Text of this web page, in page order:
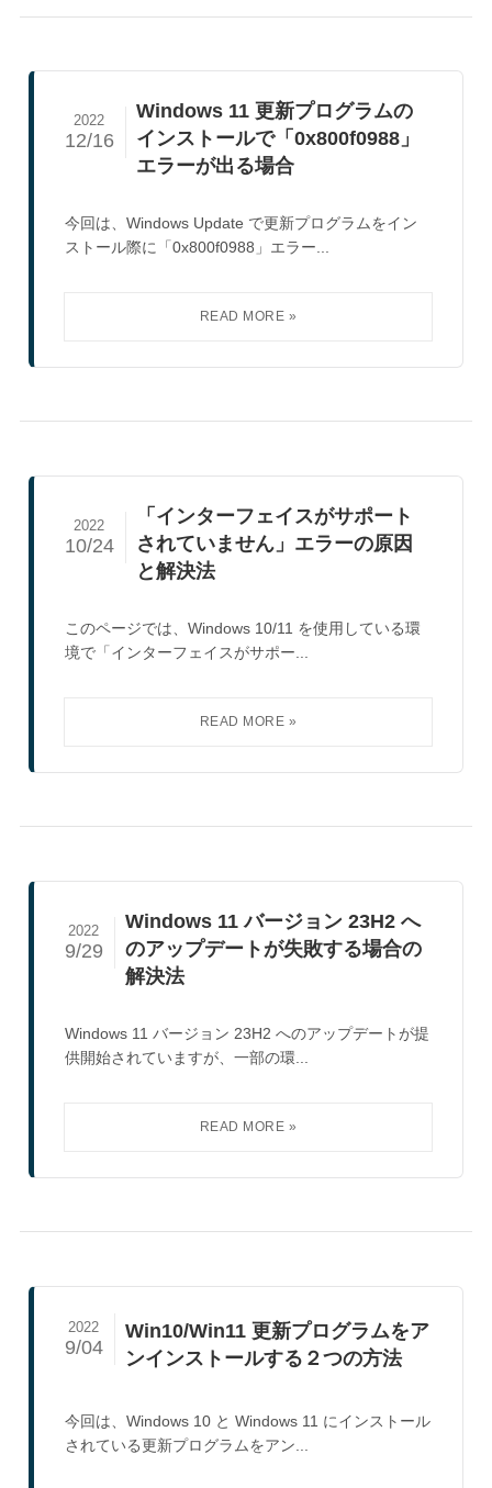
Windows 11 更新プログラムの
インストールで「0x800f0988」
エラーが出る場合
2022
12/16
今回は、Windows Update で更新プログラムをイン
ストール際に「0x800f0988」エラー...
「インターフェイスがサポート
されていません」エラーの原因
と解決法
2022
10/24
このページでは、Windows 10/11 を使用している環
境で「インターフェイスがサポー...
Windows 11 バージョン 23H2 へ
のアップデートが失敗する場合の
解決法
2022
9/29
Windows 11 バージョン 23H2 へのアップデートが提
供開始されていますが、一部の環...
Win10/Win11 更新プログラムをア
ンインストールする２つの方法
2022
9/04
今回は、Windows 10 と Windows 11 にインストール
されている更新プログラムをアン...